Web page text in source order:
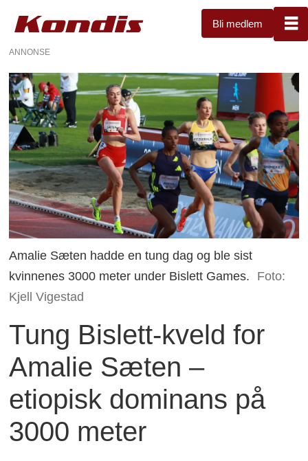
Bli medlem
ANNONSE
Amalie Sæten hadde en tung dag og ble sist
kvinnenes 3000 meter under Bislett Games.
Foto:
Kjell Vigestad
Tung Bislett-kveld for
Amalie Sæten –
etiopisk dominans på
3000 meter